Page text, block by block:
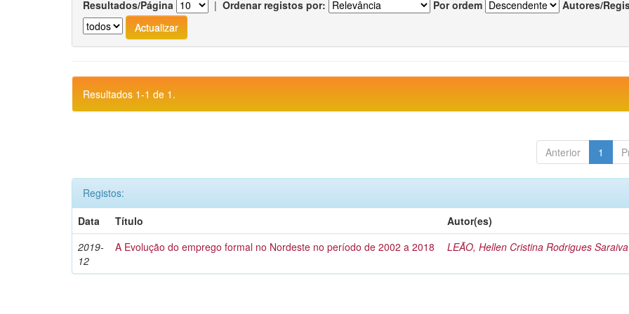
Resultados/Página | Ordenar registos por: Por ordem Autores/
Resultados 1-1 de 1.
Anterior 1
Registos:
Data
Título
Autor(es)
2019-
12
A Evolução do emprego formal no Nordeste no período de 2002 a 2018 LEÃO, Hellen Cristina Rodrigues Saraiva